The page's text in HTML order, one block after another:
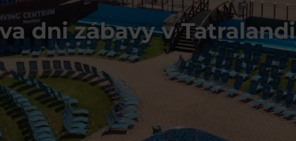
dni zábavy v